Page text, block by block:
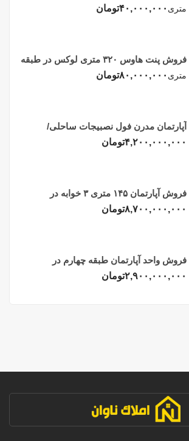
دریا در فریدونکنار
متری ۴۰,۰۰۰,۰۰۰تومان
فروش پنت هاوس ۳۲۰ متری لوکس در طبقه
چهاردهم فریدونکنار
متری ۸۰,۰۰۰,۰۰۰تومان
آپارتمان مدرن فول نصبیجات ساحلی/
فریدونکنار
۴,۲۰۰,۰۰۰,۰۰۰تومان
فروش آپارتمان ۱۴۵ متری ۳ خوابه در
فریدونکنار
۸,۷۰۰,۰۰۰,۰۰۰تومان
فروش واحد آپارتمان طبقه چهارم در
فریدونکنار
۲,۹۰۰,۰۰۰,۰۰۰تومان